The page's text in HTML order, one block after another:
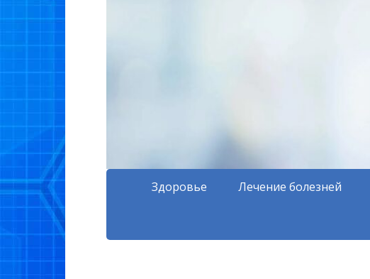
Здоровье Лечение болезней